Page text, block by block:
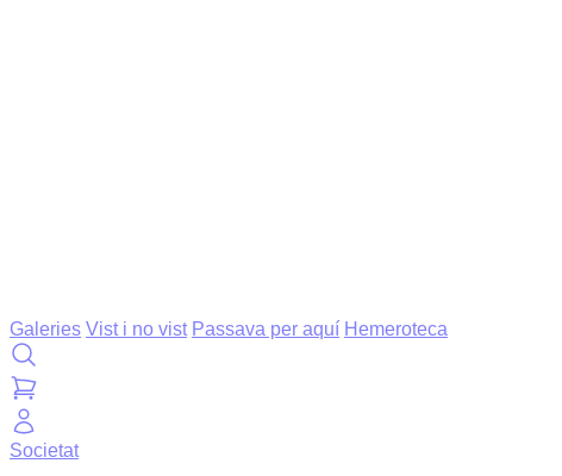
Galeries Vist i no vist Passava per aquí Hemeroteca
Societat